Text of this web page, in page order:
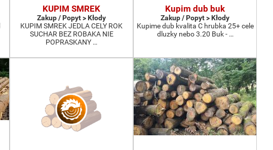
KUPIM SMREK
Zakup / Popyt > Kłody
KUPIM SMREK JEDLA CELY ROK
SUCHAR BEZ ROBAKA NIE
POPRASKANY …
Kupim dub buk
Zakup / Popyt > Kłody
Kupime dub kvalita C hrubka 25+ cele
dluzky nebo 3.20 Buk - …